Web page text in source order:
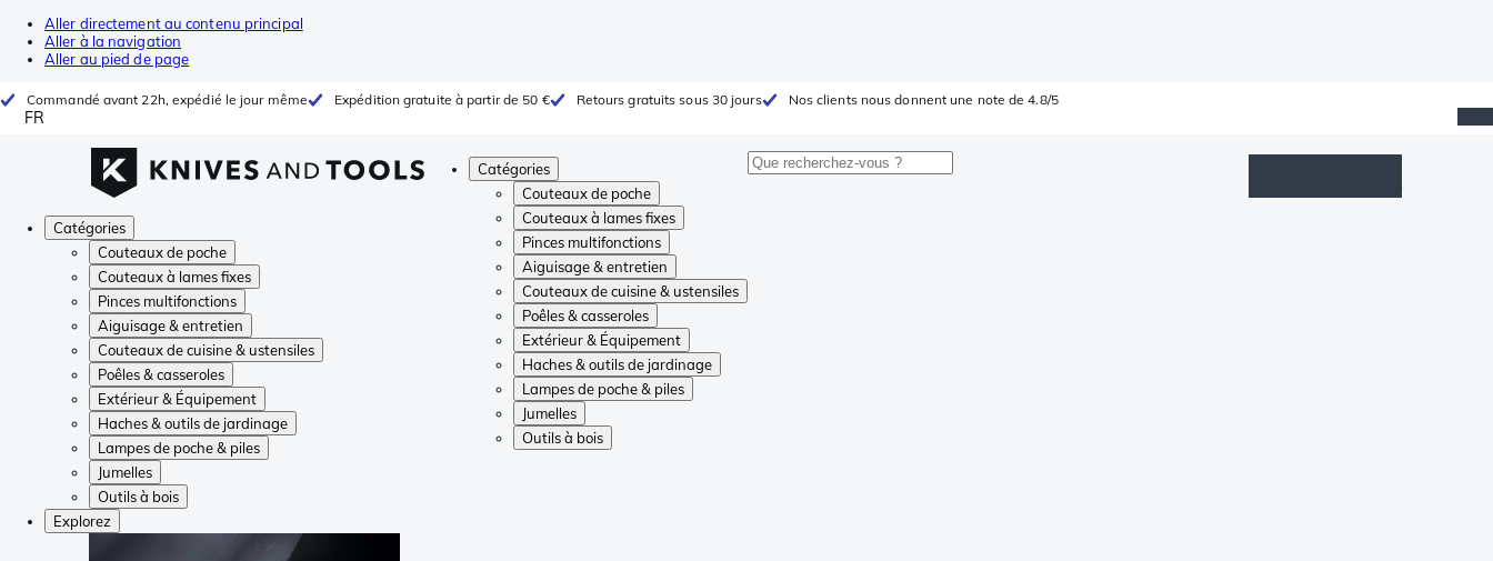
Aller directement au contenu principal
Aller à la navigation
Aller au pied de page
Commandé avant 22h, expédié le jour même Expédition gratuite à partir de 50 € Retours gratuits sous 30 jours Nos clients nous donnent une note de 4.8/5
FR
Catégories
Couteaux de poche
Couteaux à lames fixes
Pinces multifonctions
Aiguisage & entretien
Couteaux de cuisine & ustensiles
Poêles & casseroles
Extérieur & Équipement
Haches & outils de jardinage
Lampes de poche & piles
Jumelles
Outils à bois
Catégories
Couteaux de poche
Couteaux à lames fixes
Pinces multifonctions
Aiguisage & entretien
Couteaux de cuisine & ustensiles
Poêles & casseroles
Extérieur & Équipement
Haches & outils de jardinage
Lampes de poche & piles
Jumelles
Outils à bois
Explorez